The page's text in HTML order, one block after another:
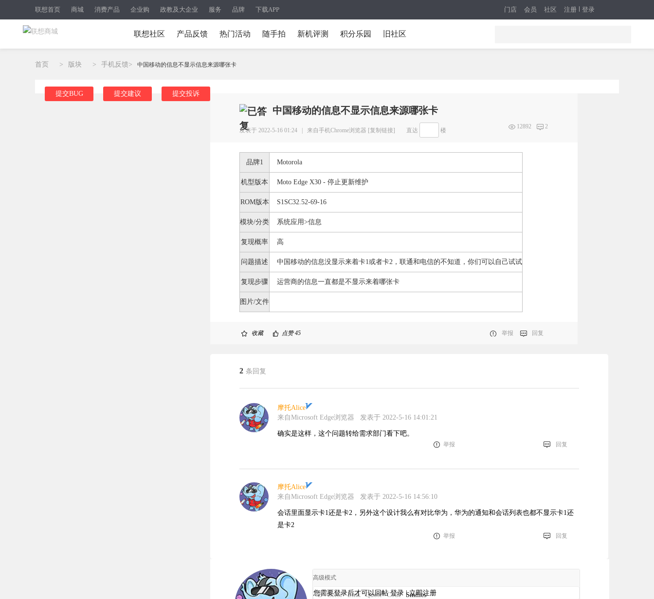
联想首页 商城 消费产品 企业购 政教及大企业 服务 品牌 下载APP 注册 登录
门店 会员 社区
联想社区 产品反馈 热门活动 随手拍 新机评测 积分乐园 旧社区
首页 > 版块 > 手机反馈> 中国移动的信息不显示信息来源哪张卡
提交BUG 提交建议 提交投诉
中国移动的信息不显示信息来源哪张卡
发表于 2022-5-16 01:24 | 来自手机Chrome浏览器 [复制链接] 直达 楼
12892 2
品牌1 Motorola
机型版本 Moto Edge X30 - 停止更新维护
ROM版本 S1SC32.52-69-16
模块/分类 系统应用>信息
复现概率 高
问题描述 中国移动的信息没显示来着卡1或者卡2，联通和电信的不知道，你们可以自己试试
复现步骤 运营商的信息一直都是不显示来着哪张卡
图片/文件
收藏 点赞45 举报 回复
2 条回复
摩托Alice
来自Microsoft Edge浏览器
发表于 2022-5-16 14:01:21
确实是这样，这个问题转给需求部门看下吧。
回复
举报
摩托Alice
来自Microsoft Edge浏览器
发表于 2022-5-16 14:56:10
会话里面显示卡1还是卡2，另外这个设计我么有对比华为，华为的通知和会话列表也都不显示卡1还
是卡2
回复
举报
高级模式
B Color Link Quote Code Smilies
您需要登录后才可以回帖登录 |立即注册